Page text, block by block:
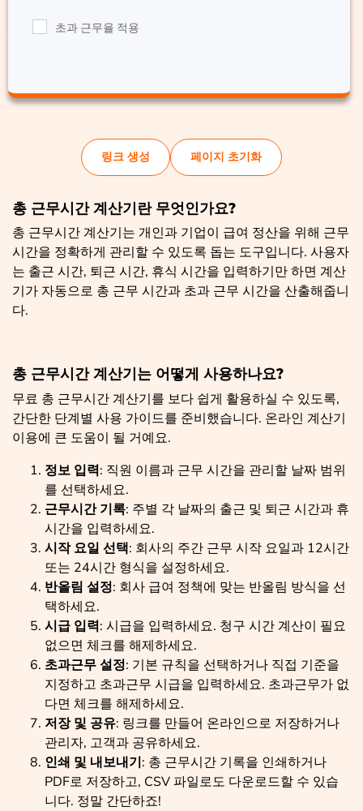
초과 근무율 적용
링크 생성 페이지 초기화
총 근무시간 계산기란 무엇인가요?
총 근무시간 계산기는 개인과 기업이 급여 정산을 위해 근무
시간을 정확하게 관리할 수 있도록 돕는 도구입니다. 사용자
는 출근 시간, 퇴근 시간, 휴식 시간을 입력하기만 하면 계산
기가 자동으로 총 근무 시간과 초과 근무 시간을 산출해줍니
다.
총 근무시간 계산기는 어떻게 사용하나요?
무료 총 근무시간 계산기를 보다 쉽게 활용하실 수 있도록,
간단한 단계별 사용 가이드를 준비했습니다. 온라인 계산기
이용에 큰 도움이 될 거예요.
정보 입력: 직원 이름과 근무 시간을 관리할 날짜 범위
를 선택하세요.
근무시간 기록: 주별 각 날짜의 출근 및 퇴근 시간과 휴
시간을 입력하세요.
시작 요일 선택: 회사의 주간 근무 시작 요일과 12시간
또는 24시간 형식을 설정하세요.
반올림 설정: 회사 급여 정책에 맞는 반올림 방식을 선
택하세요.
시급 입력: 시급을 입력하세요. 청구 시간 계산이 필요
없으면 체크를 해제하세요.
초과근무 설정: 기본 규칙을 선택하거나 직접 기준을
지정하고 초과근무 시급을 입력하세요. 초과근무가 없
다면 체크를 해제하세요.
저장 및 공유: 링크를 만들어 온라인으로 저장하거나
관리자, 고객과 공유하세요.
인쇄 및 내보내기: 총 근무시간 기록을 인쇄하거나
PDF로 저장하고, CSV 파일로도 다운로드할 수 있습
니다. 정말 간단하죠!